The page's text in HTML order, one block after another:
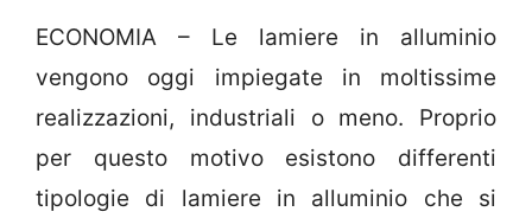
ECONOMIA – Le lamiere in alluminio
vengono oggi impiegate in moltissime
realizzazioni, industriali o meno. Proprio
per questo motivo esistono differenti
tipologie di lamiere in alluminio che si